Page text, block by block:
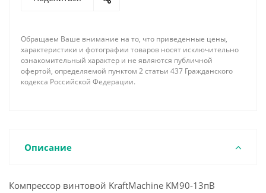
Обращаем Ваше внимание на то, что приведенные цены,
характеристики и фотографии товаров носят исключительно
ознакомительный характер и не являются публичной
офертой, определяемой пунктом 2 статьи 437 Гражданского
кодекса Российской Федерации.
Описание
Компрессор винтовой KraftMachine KM90-13пВ